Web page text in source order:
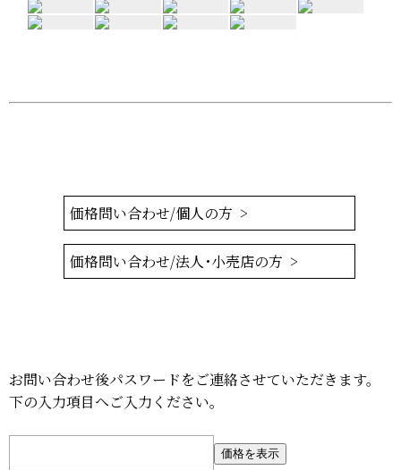
価格問い合わせ/個人の方 >
価格問い合わせ/法人･小売店の方 >
お問い合わせ後パスワードをご連絡させていただきます。
下の入力項目へご入力ください。
価格を表示